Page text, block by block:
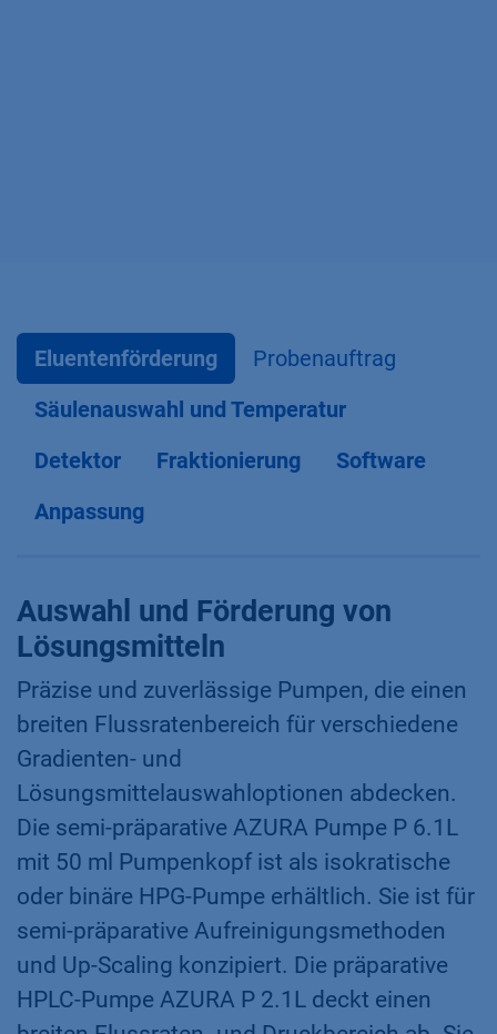
Eluentenförderung
Probenauftrag
Säulenauswahl und Temperatur
Detektor
Fraktionierung
Software
Anpassung
Auswahl und Förderung von
Lösungsmitteln
Präzise und zuverlässige Pumpen, die einen
breiten Flussratenbereich für verschiedene
Gradienten- und
Lösungsmittelauswahloptionen abdecken.
Die semi-präparative AZURA Pumpe P 6.1L
mit 50 ml Pumpenkopf ist als isokratische
oder binäre HPG-Pumpe erhältlich. Sie ist für
semi-präparative Aufreinigungsmethoden
und Up-Scaling konzipiert. Die präparative
HPLC-Pumpe AZURA P 2.1L deckt einen